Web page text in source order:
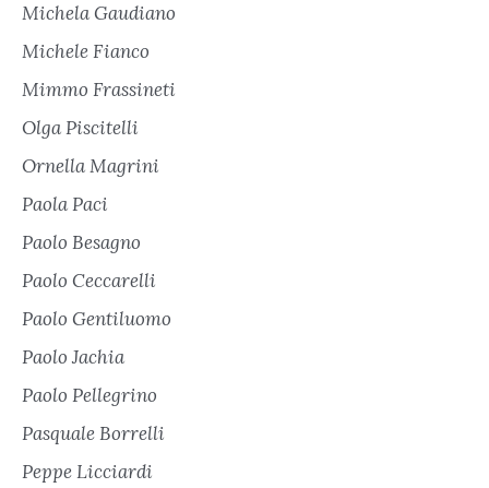
Michela Gaudiano
Michele Fianco
Mimmo Frassineti
Olga Piscitelli
Ornella Magrini
Paola Paci
Paolo Besagno
Paolo Ceccarelli
Paolo Gentiluomo
Paolo Jachia
Paolo Pellegrino
Pasquale Borrelli
Peppe Licciardi